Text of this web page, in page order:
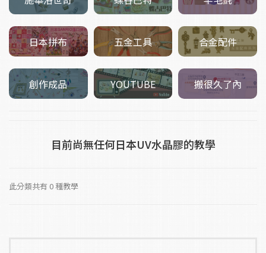
日本拼布 五金工具 合金配件
創作成品 YOUTUBE 搬很久了內
目前尚無任何日本UV水晶膠的教學
此分類共有 0 種教學